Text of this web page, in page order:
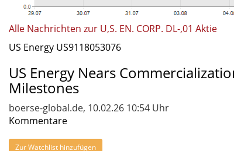
Alle Nachrichten zur U,S. EN. CORP. DL-,01 Aktie
US Energy US9118053076
US Energy Nears
Milestones
boerse-global.de, 10.02.26 10:54 Uhr
Kommentare
Zur Watchlist hinzufügen